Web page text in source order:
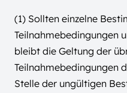
(1) Sollten einzelne
Teilnahmebedingungen
bleibt die Geltung der
Teilnahmebedingungen
Stelle der ungültigen